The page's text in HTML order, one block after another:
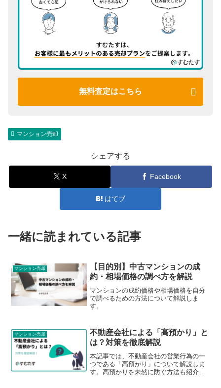
無料査定はこちら
マンション売却
シェアする
X Facebook
はてブ
一緒に読まれている記事
マンション売却
【目的別】中古マンションの成
約・相場価格の調べ方を解説
マンションの成約価格や相場価格を自分
で調べるための方法について解説しま
す。
マンション売却
不動産会社による「高預かり」と
は？対策を徹底解説
本記事では、不動産会社の営業行為の一
つである「高預かり」について解説しま
す。高預かりを未然に防ぐ方法も紹介し